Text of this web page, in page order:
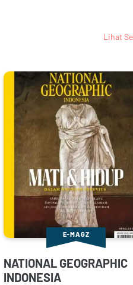
Lihat
E-MAGZ
NATIONAL GEOGRAPHIC
INDONESIA